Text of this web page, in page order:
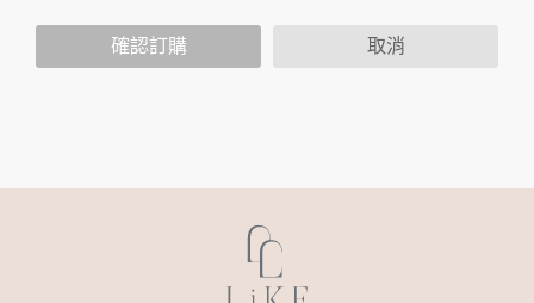
您個人在本網站上的聊天室或討論區中任意公開個人資料的行
個人的資料，其範圍如下：
您所提供的姓名、電子郵件地址、聯絡方式及使用時間等。
於一般瀏覽時，伺服器會自行記錄相關行徑，包括您使用連線
設備的 IP 位址、使用時間、使用的瀏覽器、瀏覽及點選資料記
確認訂購 取消